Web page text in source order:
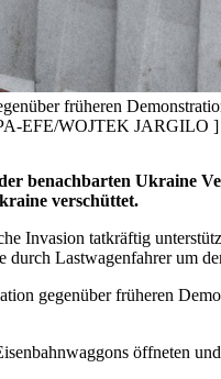
früheren
EFE/WOJTEK JARGILO ]
benachbarten Ukraine
verschüttet.
Invasion tatkräftig
Lastwagenfahrer um
gegenüber früheren
öffneten